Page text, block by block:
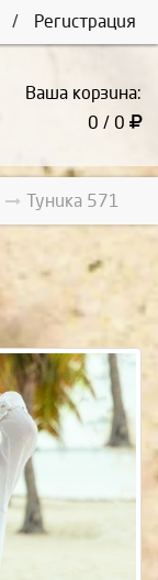
/ Регистрация
Ваша корзина:
0 / 0
Туника 571